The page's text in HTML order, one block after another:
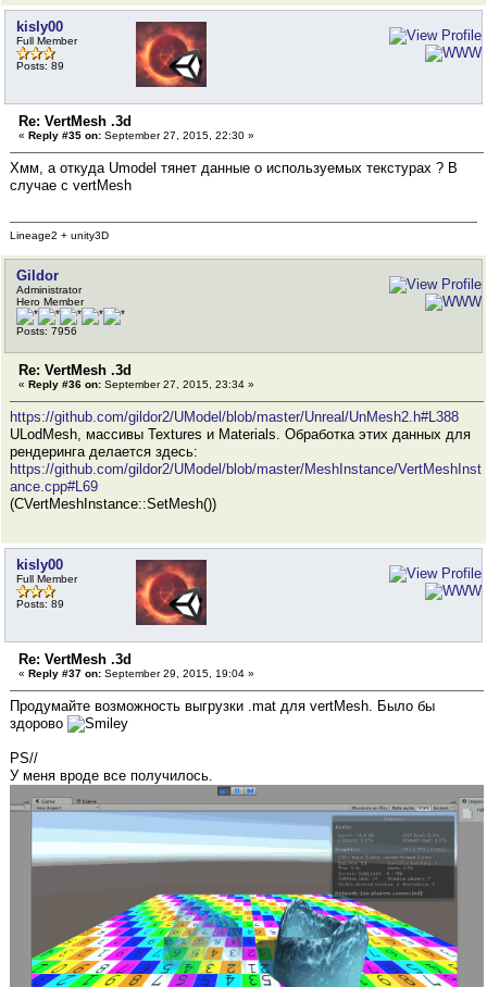
kisly00
Full Member
Posts: 89
Re: VertMesh .3d
« Reply #35 on: September 27, 2015, 22:30 »
Хмм, а откуда Umodel тянет данные о используемых текстурах ? В
случае с vertMesh
Lineage2 + unity3D
Gildor
Administrator
Hero Member
Posts: 7956
Re: VertMesh .3d
« Reply #36 on: September 27, 2015, 23:34 »
https://github.com/gildor2/UModel/blob/master/Unreal/UnMesh2.h#L388
ULodMesh, массивы Textures и Materials. Обработка этих данных для
рендеринга делается здесь:
https://github.com/gildor2/UModel/blob/master/MeshInstance/VertMeshInst
ance.cpp#L69
(CVertMeshInstance::SetMesh())
kisly00
Full Member
Posts: 89
Re: VertMesh .3d
« Reply #37 on: September 29, 2015, 19:04 »
Продумайте возможность выгрузки .mat для vertMesh. Было бы
здорово
PS//
У меня вроде все получилось.